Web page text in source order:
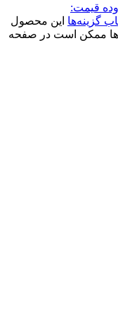
قیمت:
گزینه‌ها این محصول
ها ممکن است در صفحه